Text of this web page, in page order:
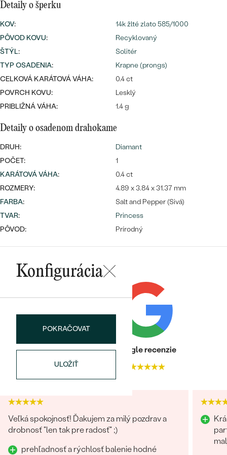
Wave kolekcia
OBJAVIŤ
NA MIERU
DIAMANTY
Bestsellery
náušnice
PREZRIEŤ
Personalizované
prívesky
OBJAVIŤ
Najpredávanejšie
PREZRIEŤ
Detaily o šperku
KOV:
14k žlté zlato 585/1000
PÔVOD KOVU:
Recyklovaný
ŠTÝL:
Solitér
TYP OSADENIA:
Krapne (prongs)
CELKOVÁ KARÁTOVÁ VÁHA:
0.4 ct
POVRCH KOVU:
Lesklý
PRIBLIŽNÁ VÁHA:
1.4 g
Detaily o osadenom drahokame
DRUH:
Diamant
POČET:
1
KARÁTOVÁ VÁHA:
0.4 ct
ROZMERY:
4.89 x 3.84 x 31.37 mm
FARBA:
Salt and Pepper (Sivá)
TVAR:
Princess
PÔVOD:
Prírodný
Konfigurácia
POKRAČOVAT
ULOŽIŤ
Heuréka recenzie
4.9
Google recenzie
Veľká spokojnosť! Ďakujem za milý pozdrav a
drobnosť "len tak pre radosť" ;)
prehľadnosť a rýchlosť balenie hodné